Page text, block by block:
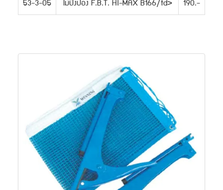
53-3-05 ไม้ปิงปอง F.B.T. HI-MAX B166/td> 190.-